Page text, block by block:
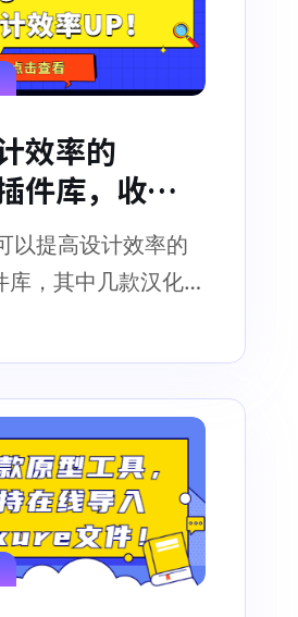
效率的
件库，收藏
以提高设计效率的
库，其中几款汉化版
库更是可以免费使用